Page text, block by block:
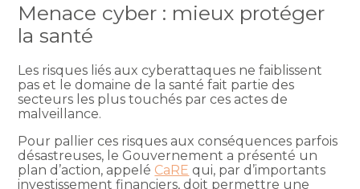
Menace cyber : mieux protéger
la santé
Les risques liés aux cyberattaques ne faiblissent
pas et le domaine de la santé fait partie des
secteurs les plus touchés par ces actes de
malveillance.
Pour pallier ces risques aux conséquences parfois
désastreuses, le Gouvernement a présenté un
plan d’action, appelé CaRE qui, par d’importants
investissement financiers, doit permettre une